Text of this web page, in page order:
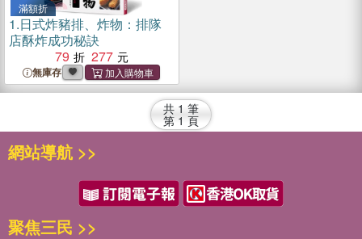
滿額折
1.日式炸豬排、炸物：排隊
店酥炸成功秘訣
79
277
無庫存
共 1 筆
第 1 頁
網站導航 >>
聚焦三民 >>